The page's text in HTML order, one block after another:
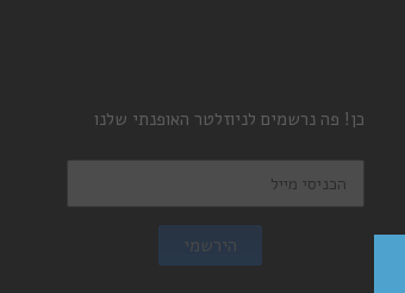
הירשמי
כן! פה נרשמים לניוזלטר האופנתי שלנו